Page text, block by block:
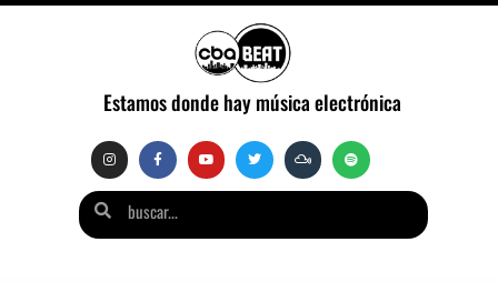
Estamos donde hay música electrónica